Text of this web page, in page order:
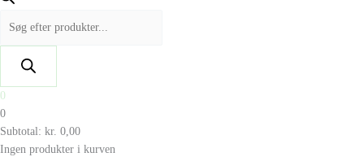
0
0
Subtotal: kr. 0,00
Ingen produkter i kurven